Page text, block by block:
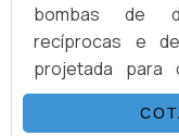
bombas de
recíprocas e
projetada para
benefício em alta
bomba foi